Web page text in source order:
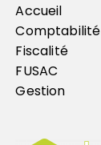
Accueil
Comptabilité
Fiscalité
FUSAC
Gestion